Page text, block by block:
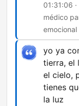
01:31:06
médico
yo ya
tierra, el
el cielo,
tienes
la luz